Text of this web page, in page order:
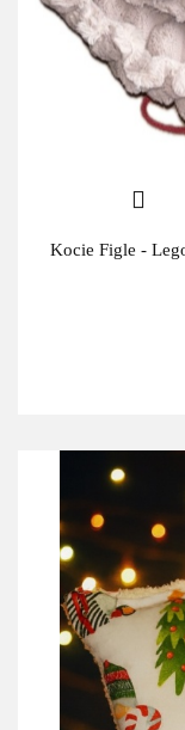
Kocie Figle -